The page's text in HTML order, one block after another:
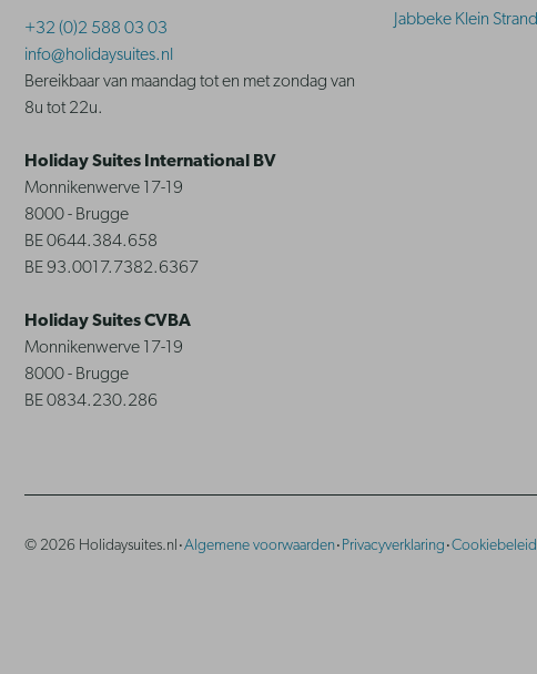
+32 (0)2 588 03 03
info@holidaysuites.nl
Bereikbaar van maandag tot en met zondag van
8u tot 22u.
Holiday Suites International BV
Monnikenwerve 17-19
8000 - Brugge
BE 0644.384.658
BE 93.0017.7382.6367
Holiday Suites CVBA
Monnikenwerve 17-19
8000 - Brugge
BE 0834.230.286
Jabbeke Klein Strand
© 2026 Holidaysuites.nl ·Algemene voorwaarden· Privacyverklaring ·Cookiebeleid